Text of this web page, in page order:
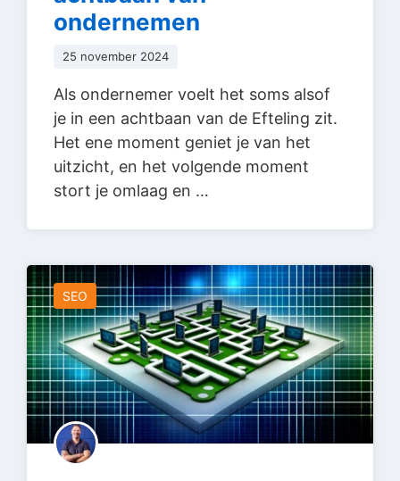
ondernemen
25 november 2024
Als ondernemer voelt het soms alsof
je in een achtbaan van de Efteling zit.
Het ene moment geniet je van het
uitzicht, en het volgende moment
stort je omlaag en …
SEO